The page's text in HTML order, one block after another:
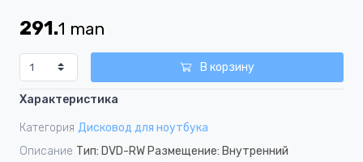
291.1 man
В корзину
Характеристика
Категория Дисковод для ноутбука
Описание Тип: DVD-RW Размещение: Внутренний